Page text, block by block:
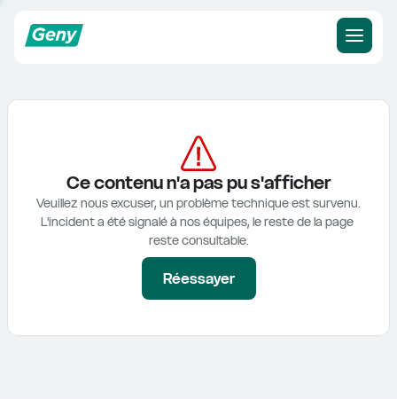
Ce contenu n'a pas pu s'afficher
Veuillez nous excuser, un problème technique est survenu.
L'incident a été signalé à nos équipes, le reste de la page
reste consultable.
Réessayer